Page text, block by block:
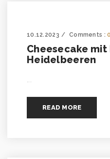
10.12.2023 Comments :0
Cheesecake
Heidelbeeren
READ MORE